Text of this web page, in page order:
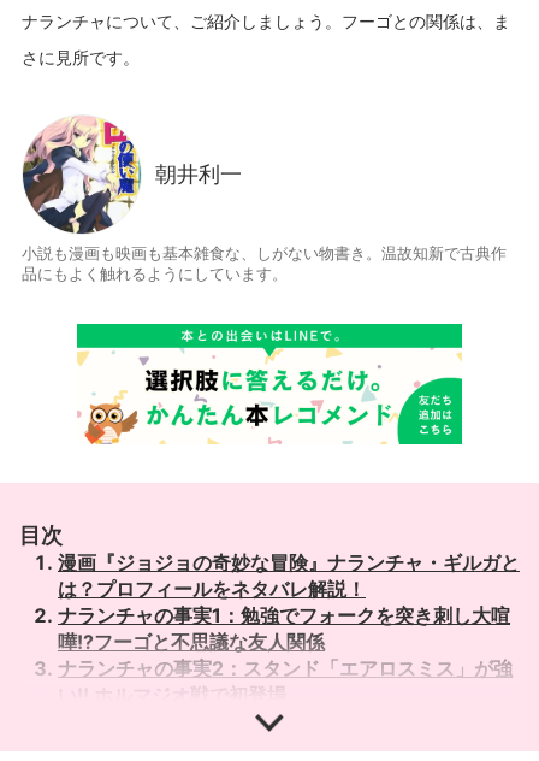
ナランチャについて、ご紹介しましょう。フーゴとの関係は、ま
朝井利一
小説も漫画も映画も基本雑食な、しがない物書き。温故知新で古典作
品にもよく触れるようにしています。
目次
漫画『ジョジョの奇妙な冒険』ナランチャ・ギルガと
は？プロフィールをネタバレ解説！
ナランチャの事実1：勉強でフォークを突き刺し大喧
嘩!?フーゴと不思議な友人関係
ナランチャの事実2：スタンド「エアロスミス」が強
い!! ホルマジオ戦で初登場
ナランチャの事実3：壮絶な生い立ち。ヒーロー・ブ
チャラティとの出会い